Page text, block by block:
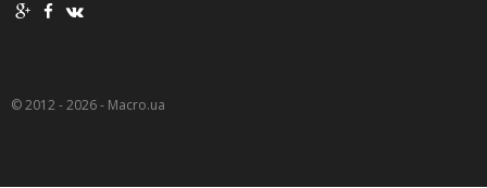
© 2012 - 2026 - Macro.ua